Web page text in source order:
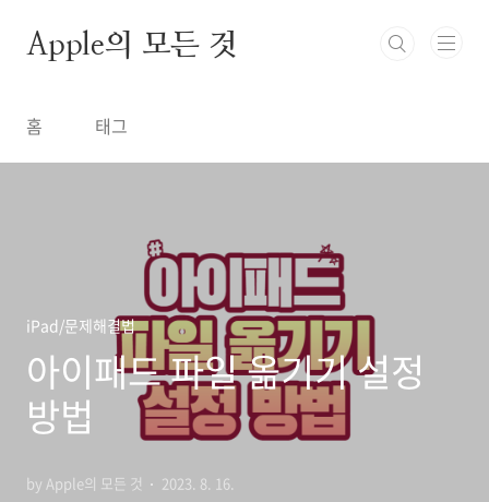
Apple의 모든 것
홈 태그
iPad/문제해결법
아이패드 파일 옮기기 설정
방법
by Apple의 모든 것 2023. 8. 16.